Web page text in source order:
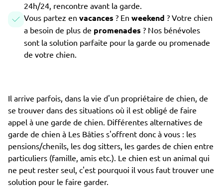
24h/24, rencontre avant la garde.
Vous partez en vacances ? En weekend ? Votre chien
a besoin de plus de promenades ? Nos bénévoles
sont la solution parfaite pour la garde ou promenade
de votre chien.
Il arrive parfois, dans la vie d'un propriétaire de chien, de
se trouver dans des situations où il est obligé de faire
appel à une garde de chien. Différentes alternatives de
garde de chien à Les Bâties s'offrent donc à vous : les
pensions/chenils, les dog sitters, les gardes de chien entre
particuliers (famille, amis etc.). Le chien est un animal qui
ne peut rester seul, c'est pourquoi il vous faut trouver une
solution pour le faire garder.